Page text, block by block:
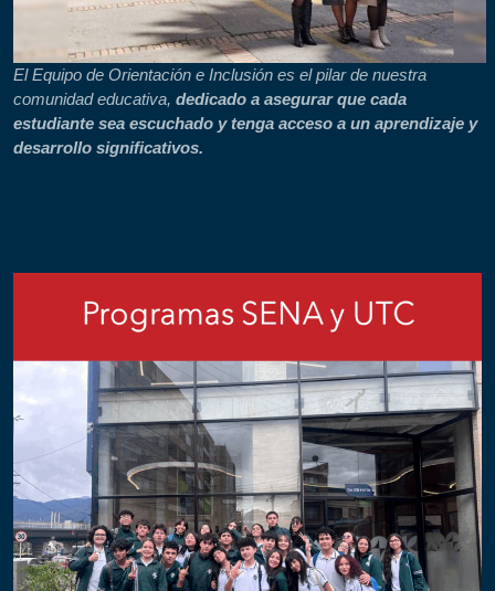
El Equipo de Orientación e Inclusión es el pilar de nuestra
comunidad educativa, dedicado a asegurar que cada
estudiante sea escuchado y tenga acceso a un aprendizaje y
desarrollo significativos.